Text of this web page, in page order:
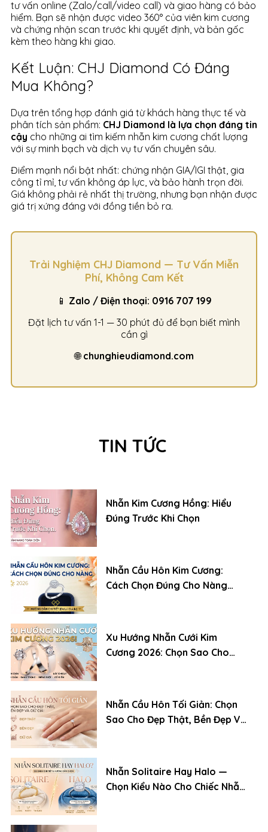
TIN TỨC
Nhẫn Kim Cương Hồng: Hiểu
Đúng Trước Khi Chọn
Nhẫn Cầu Hôn Kim Cương:
Cách Chọn Đúng Cho Nàng
Xu Hướng Nhẫn Cưới Kim
Cương 2026: Chọn Sao Cho
Nhẫn Cầu Hôn Tối Giản: Chọn
Sao Cho Đẹp Thật, Bền Đẹp Và
Nhẫn Solitaire Hay Halo —
Chọn Kiểu Nào Cho Chiếc Nhẫn
tư vấn online (Zalo/call/video call) và giao hàng có bảo
hiểm. Bạn sẽ nhận được video 360° của viên kim cương
và chứng nhận scan trước khi quyết định, và bản gốc
kèm theo hàng khi giao.
Kết Luận: CHJ Diamond Có Đáng
Mua Không?
Dựa trên tổng hợp đánh giá từ khách hàng thực tế và
phân tích sản phẩm: CHJ Diamond là lựa chọn đáng tin
cậy cho những ai tìm kiếm nhẫn kim cương chất lượng
với sự minh bạch và dịch vụ tư vấn chuyên sâu.
Điểm mạnh nổi bật nhất: chứng nhận GIA/IGI thật, gia
công tỉ mỉ, tư vấn không áp lực, và bảo hành trọn đời.
Giá không phải rẻ nhất thị trường, nhưng bạn nhận được
giá trị xứng đáng với đồng tiền bỏ ra.
Trải Nghiệm CHJ Diamond — Tư Vấn Miễn
Phí, Không Cam Kết
📱 Zalo / Điện thoại: 0916 707 199
Đặt lịch tư vấn 1-1 — 30 phút đủ để bạn biết mình
cần gì
🌐chunghieudiamond.com